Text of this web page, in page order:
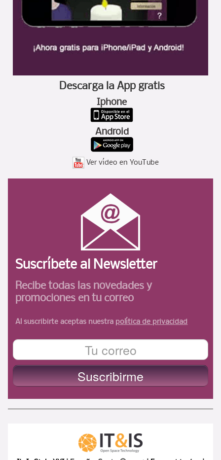
Descarga la App gratis
Iphone
Android
Ver vídeo en YouTube
Suscríbete al Newsletter
Recibe todas las novedadesy
promociones en tu correo
Al suscribirte aceptas nuestra política de privacidad